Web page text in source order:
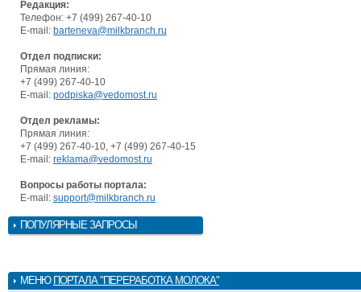
Редакция:
Телефон: +7 (499) 267-40-10
E-mail: barteneva@milkbranch.ru
Отдел подписки:
Прямая линия:
+7 (499) 267-40-10
E-mail: podpiska@vedomost.ru
Отдел рекламы:
Прямая линия:
+7 (499) 267-40-10, +7 (499) 267-40-15
E-mail: reklama@vedomost.ru
Вопросы работы портала:
E-mail: support@milkbranch.ru
ПОПУЛЯРНЫЕ ЗАПРОСЫ
МЕНЮ ПОРТАЛА "ПЕРЕРАБОТКА МОЛОКА"